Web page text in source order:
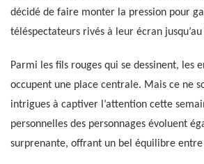
décidé de faire monter la pression pour
téléspectateurs rivés à leur écran
Parmi les fils rouges qui se dessinent, les
occupent une place centrale. Mais ce ne
intrigues à captiver l’attention cette
personnelles des personnages évoluent
surprenante, offrant un bel équilibre